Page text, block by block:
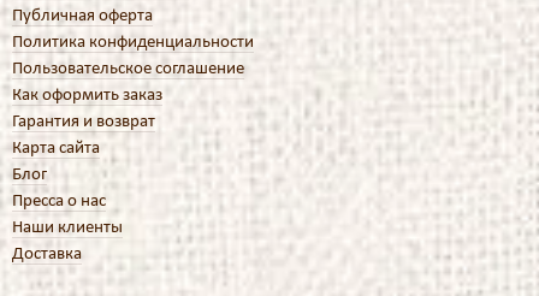
Публичная оферта
Политика конфиденциальности
Пользовательское соглашение
Как оформить заказ
Гарантия и возврат
Карта сайта
Блог
Пресса о нас
Наши клиенты
Доставка